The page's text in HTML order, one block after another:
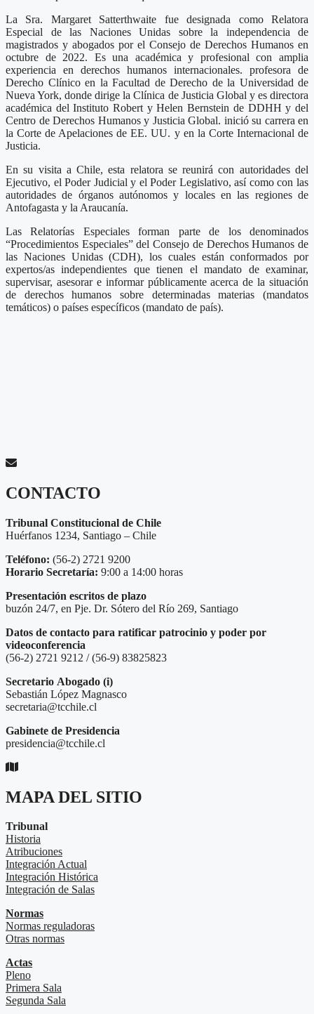
La Sra. Margaret Satterthwaite fue designada como Relatora
Especial de las Naciones Unidas sobre la independencia de
magistrados y abogados por el Consejo de Derechos Humanos en
octubre de 2022. Es una académica y profesional con amplia
experiencia en derechos humanos internacionales. profesora de
Derecho Clínico en la Facultad de Derecho de la Universidad de
Nueva York, donde dirige la Clínica de Justicia Global y es directora
académica del Instituto Robert y Helen Bernstein de DDHH y del
Centro de Derechos Humanos y Justicia Global. inició su carrera en
la Corte de Apelaciones de EE. UU. y en la Corte Internacional de
Justicia.
En su visita a Chile, esta relatora se reunirá con autoridades del
Ejecutivo, el Poder Judicial y el Poder Legislativo, así como con las
autoridades de órganos autónomos y locales en las regiones de
Antofagasta y la Araucanía.
Las Relatorías Especiales forman parte de los denominados
“Procedimientos Especiales” del Consejo de Derechos Humanos de
las Naciones Unidas (CDH), los cuales están conformados por
expertos/as independientes que tienen el mandato de examinar,
supervisar, asesorar e informar públicamente acerca de la situación
de derechos humanos sobre determinadas materias (mandatos
temáticos) o países específicos (mandato de país).
CONTACTO
Tribunal Constitucional de Chile
Huérfanos 1234, Santiago – Chile
Teléfono: (56-2) 2721 9200
Horario Secretaría: 9:00 a 14:00 horas
Presentación escritos de plazo
buzón 24/7, en Pje. Dr. Sótero del Río 269, Santiago
Datos de contacto para ratificar patrocinio y poder por
videoconferencia
(56-2) 2721 9212 / (56-9) 83825823
Secretario Abogado (i)
Sebastián López Magnasco
secretaria@tcchile.cl
Gabinete de Presidencia
presidencia@tcchile.cl
MAPA DEL SITIO
Tribunal
Historia
Atribuciones
Integración Actual
Integración Histórica
Integración de Salas
Normas
Normas reguladoras
Otras normas
Actas
Pleno
Primera Sala
Segunda Sala